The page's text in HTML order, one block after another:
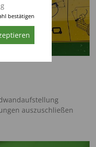
bestätigen
auszuschließen